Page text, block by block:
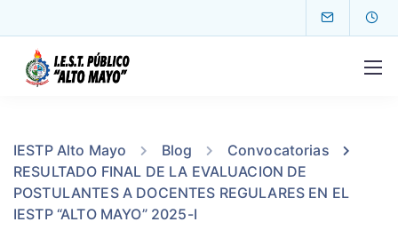
IESTP Alto Mayo Blog
Convocatorias
RESULTADO FINAL DE LA EVALUACION DE
POSTULANTES A DOCENTES REGULARES EN EL
IESTP “ALTO MAYO” 2025-I